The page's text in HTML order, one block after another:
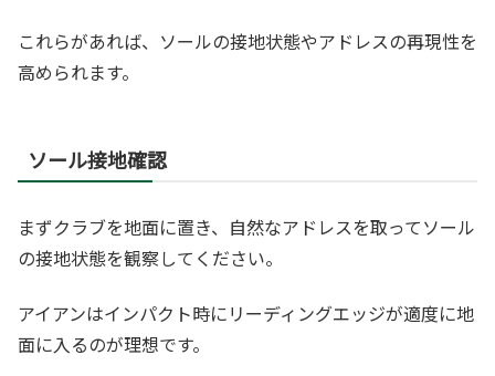
これらがあれば、ソールの接地状態やアドレスの再現性を
高められます。
ソール接地確認
まずクラブを地面に置き、自然なアドレスを取ってソール
の接地状態を観察してください。
アイアンはインパクト時にリーディングエッジが適度に地
面に入るのが理想です。